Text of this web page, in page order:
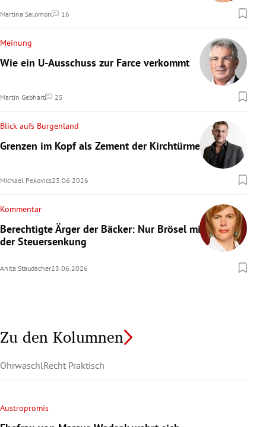
Martina Salomon 16
Kommentare
Meinung
Wie ein U-Ausschuss zur Farce verkommt
Martin Gebhart 25
Kommentare
Blick aufs Burgenland
Grenzen im Kopf als Zement der Kirchtürme
Michael Pekovics23.06.2026
Kommentar
Berechtigte Ärger der Bäcker: Nur Brösel mit
der Steuersenkung
Anita Staudacher23.06.2026
Zu den Kolumnen
OhrwaschlRecht Praktisch
Austropromis